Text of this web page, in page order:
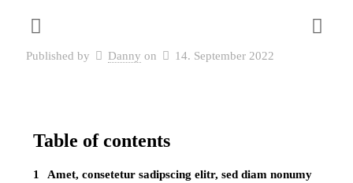
Published by Danny on 14. September 2022
Table of contents
Amet, consetetur sadipscing elitr, sed diam nonumy